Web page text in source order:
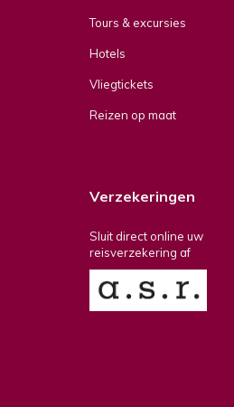
Tours & excursies
Hotels
Vliegtickets
Reizen op maat
Verzekeringen
Sluit direct online uw
reisverzekering af